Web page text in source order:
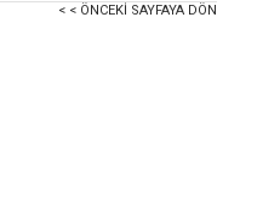
< < ÖNCEKI SAYFAYA DÖN